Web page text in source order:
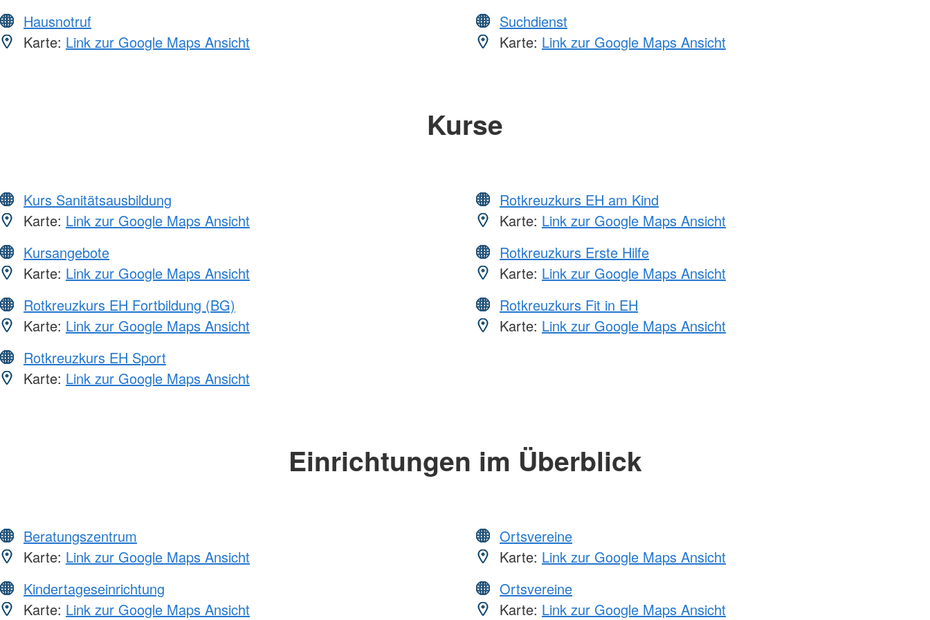
Hausnotruf
Karte: Link zur Google Maps Ansicht
Suchdienst
Karte: Link zur Google Maps Ansicht
Kurse
Kurs Sanitätsausbildung
Karte: Link zur Google Maps Ansicht
Kursangebote
Karte: Link zur Google Maps Ansicht
Rotkreuzkurs EH Fortbildung (BG)
Karte: Link zur Google Maps Ansicht
Rotkreuzkurs EH Sport
Karte: Link zur Google Maps Ansicht
Rotkreuzkurs EH am Kind
Karte: Link zur Google Maps Ansicht
Rotkreuzkurs Erste Hilfe
Karte: Link zur Google Maps Ansicht
Rotkreuzkurs Fit in EH
Karte: Link zur Google Maps Ansicht
Einrichtungen im Überblick
Beratungszentrum
Karte: Link zur Google Maps Ansicht
Kindertageseinrichtung
Karte: Link zur Google Maps Ansicht
Ortsvereine
Karte: Link zur Google Maps Ansicht
Ortsvereine
Karte: Link zur Google Maps Ansicht